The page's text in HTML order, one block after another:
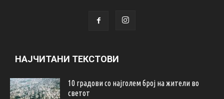
НАЈЧИТАНИ ТЕКСТОВИ
10 градови со најголем број на жители во
светот